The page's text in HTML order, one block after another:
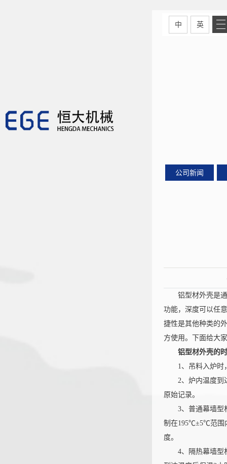
中 英
公司新闻
铝型材外壳是通
功能，深度可以任
捷性是其他种类的
方使用。下面给大
铝型材外壳的
1、吊料入炉时，
2、炉内温度到达
原始记录。
3、普通幕墙型材
制在195℃±5℃范围
度。
4、隔热幕墙型材